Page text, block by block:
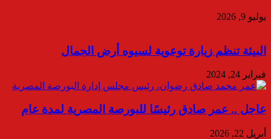
يوليو 9, 2026
البيئة تنظم زيارة توعوية لسيوه أرض الجمال
فبراير 24, 2024
عاجل .. عمر صادق رئيسًا للبورصة المصرية لمدة عام
أبريل 22, 2026